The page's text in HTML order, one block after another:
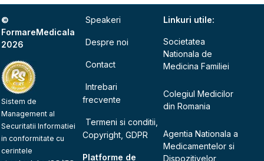
©
FormareMedicala
2026
Sistem de
Management al
Securitatii Informatiei
in conformitate cu
cerintele
Speakeri
Despre noi
Contact
Intrebari
frecvente
Termeni si conditii,
Copyright, GDPR
Platforme de
Linkuri utile:
Societatea
Nationala de
Medicina Familiei
Colegiul Medicilor
din Romania
Agentia Nationala a
Medicamentelor si
Dispozitivelor